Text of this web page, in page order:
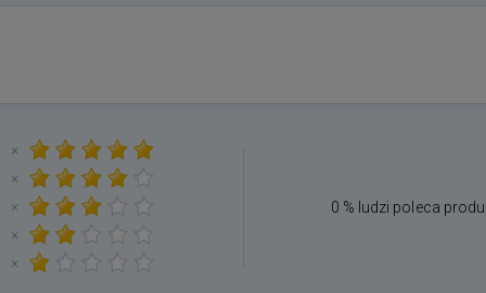
×
×
×
×
×
0 % ludzi poleca